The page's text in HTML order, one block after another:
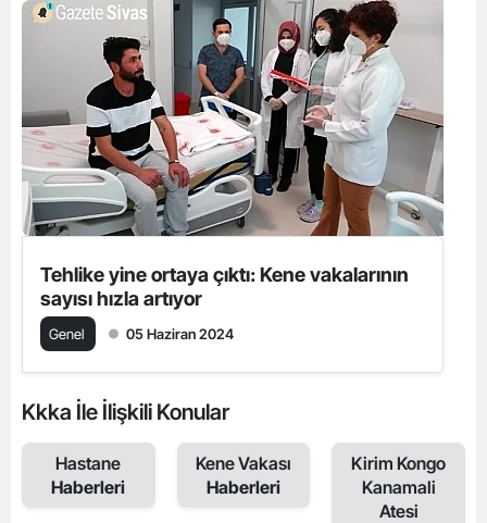
Tehlike yine ortaya çıktı: Kene vakalarının
sayısı hızla artıyor
Genel 05 Haziran 2024
Kkka İle İlişkili Konular
Hastane
Haberleri
Kene Vakası
Haberleri
Kirim Kongo
Kanamali
Atesi